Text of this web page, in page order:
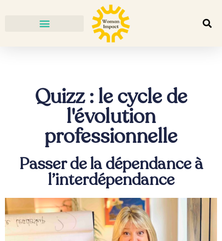
Quizz : le cycle de
l'évolution
professionnelle
Passer de la dépendance à
l’interdépendance